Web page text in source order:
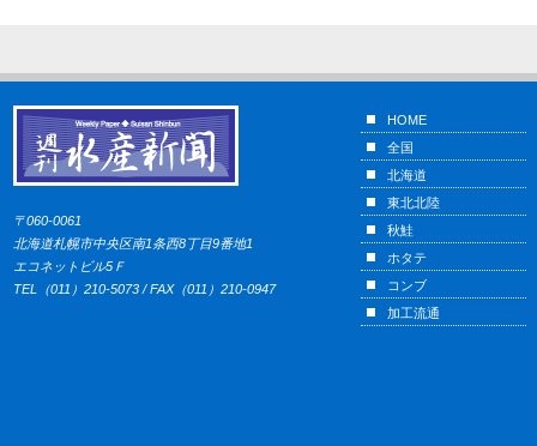
〒060-0061
北海道札幌市中央区南1条西8丁目9番地1
エコネットビル5Ｆ
TEL（011）210-5073 / FAX（011）210-0947
HOME
全国
北海道
東北北陸
秋鮭
ホタテ
コンブ
加工流通